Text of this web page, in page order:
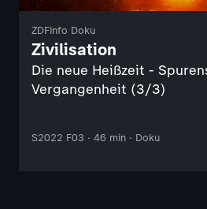
ZDFinfo Doku
Zivilisation
Die neue Heißzeit -
Vergangenheit (3/3)
S2022 F03 · 46 min · Doku